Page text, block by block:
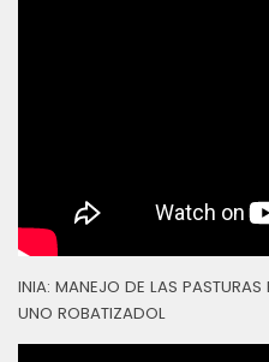
INIA: MANEJO DE LAS
UNO ROBATIZADOL